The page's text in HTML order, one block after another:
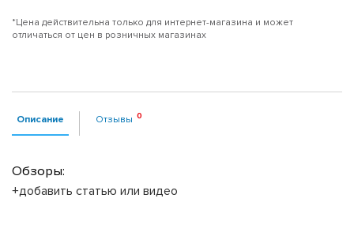
*Цена действительна только для интернет-магазина и может
отличаться от цен в розничных магазинах
Описание Отзывы
Обзоры:
+добавить статью или видео